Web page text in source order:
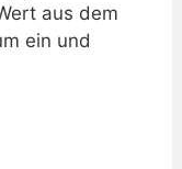
aus dem
ein und